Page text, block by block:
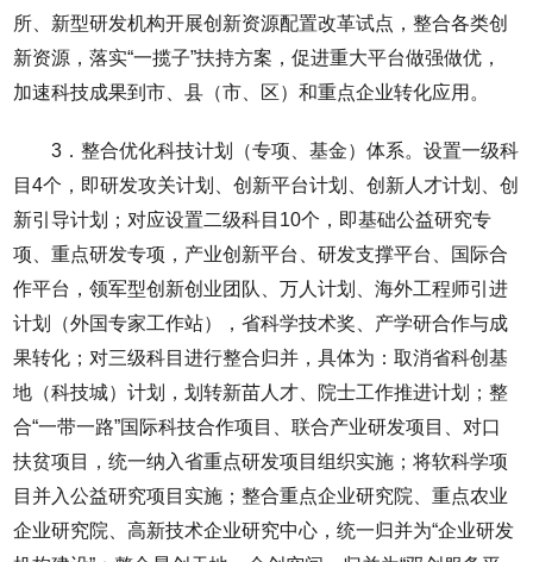
所、新型研发机构开展创新资源配置改革试点，整合各类创
新资源，落实“一揽子”扶持方案，促进重大平台做强做优，
加速科技成果到市、县（市、区）和重点企业转化应用。
3．整合优化科技计划（专项、基金）体系。设置一级科
目4个，即研发攻关计划、创新平台计划、创新人才计划、创
新引导计划；对应设置二级科目10个，即基础公益研究专
项、重点研发专项，产业创新平台、研发支撑平台、国际合
作平台，领军型创新创业团队、万人计划、海外工程师引进
计划（外国专家工作站），省科学技术奖、产学研合作与成
果转化；对三级科目进行整合归并，具体为：取消省科创基
地（科技城）计划，划转新苗人才、院士工作推进计划；整
合“一带一路”国际科技合作项目、联合产业研发项目、对口
扶贫项目，统一纳入省重点研发项目组织实施；将软科学项
目并入公益研究项目实施；整合重点企业研究院、重点农业
企业研究院、高新技术企业研究中心，统一归并为“企业研发